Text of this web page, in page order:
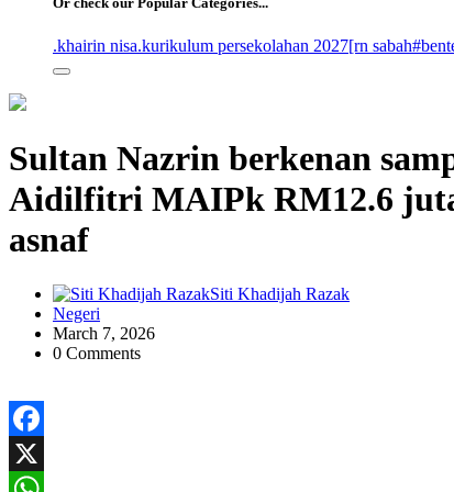
.khairin nisa.kurikulum persekolahan 2027[rn sabah
Sultan Nazrin berkenan
Aidilfitri MAIPk RM12.6
asnaf
Siti Khadijah Razak
Negeri
March 7, 2026
0 Comments
Facebook
X